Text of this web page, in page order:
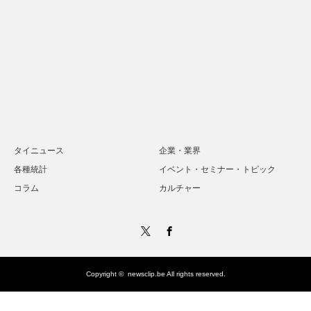
タイニュース
企業・業界
各種統計
イベント・セミナー・トピック
コラム
カルチャー
Copyright © newsclip.be All rights reserved.